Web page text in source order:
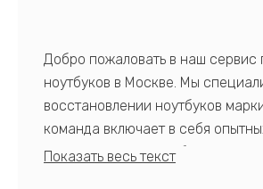
Добро пожаловать в наш сервис
ноутбуков в Москве. Мы
восстановлении ноутбуков
команда включает в себя
профессионалов с обширными